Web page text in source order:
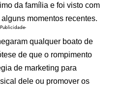
da família e foi visto com
momentos recentes.
qualquer boato de
de que o rompimento
de marketing para
dele ou promover os